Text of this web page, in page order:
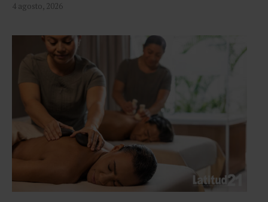
4 agosto, 2026